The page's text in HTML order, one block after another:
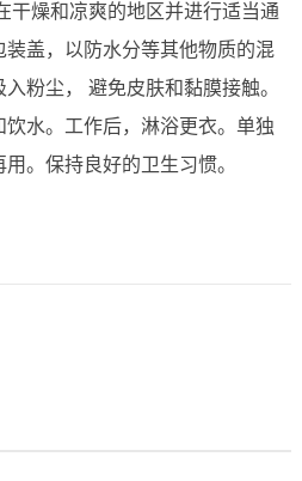
干燥和凉爽的地区并进行适当通
盖，以防水分等其他物质的混
粉尘， 避免皮肤和黏膜接触。
水。工作后，淋浴更衣。单独
。保持良好的卫生习惯。